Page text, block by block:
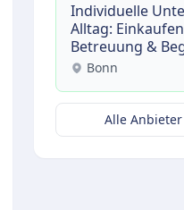
Individuelle
Alltag:
Betreuung &
Bonn
Alle